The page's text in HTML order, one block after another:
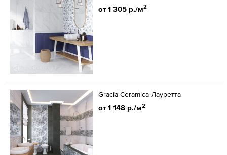
от 1 305 р./м2
Gracia Ceramica Лауретта
от 1 148 р./м2